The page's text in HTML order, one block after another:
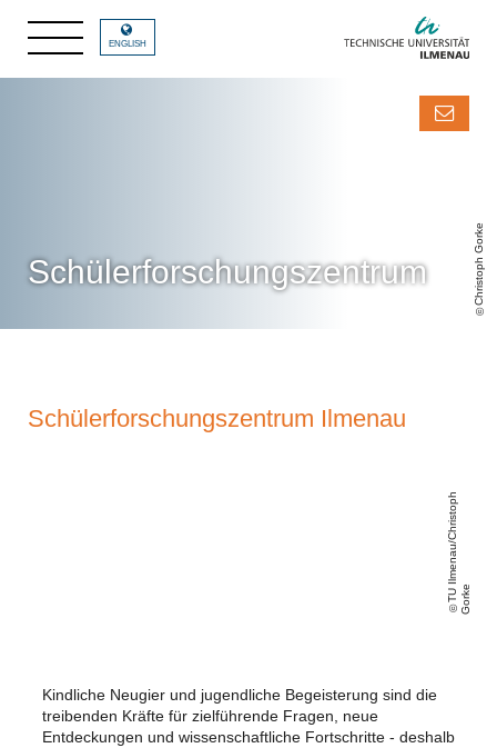
Christoph Gorke
ENGLISH
Schülerforschungszentrum
Schülerforschungszentrum Ilmenau
Kindliche Neugier und jugendliche Begeisterung sind die
treibenden Kräfte für zielführende Fragen, neue
Entdeckungen und wissenschaftliche Fortschritte - deshalb
T
U
Il
m
e
n
a
u
/
C
h
ri
s
t
o
p
h
G
o
r
ke